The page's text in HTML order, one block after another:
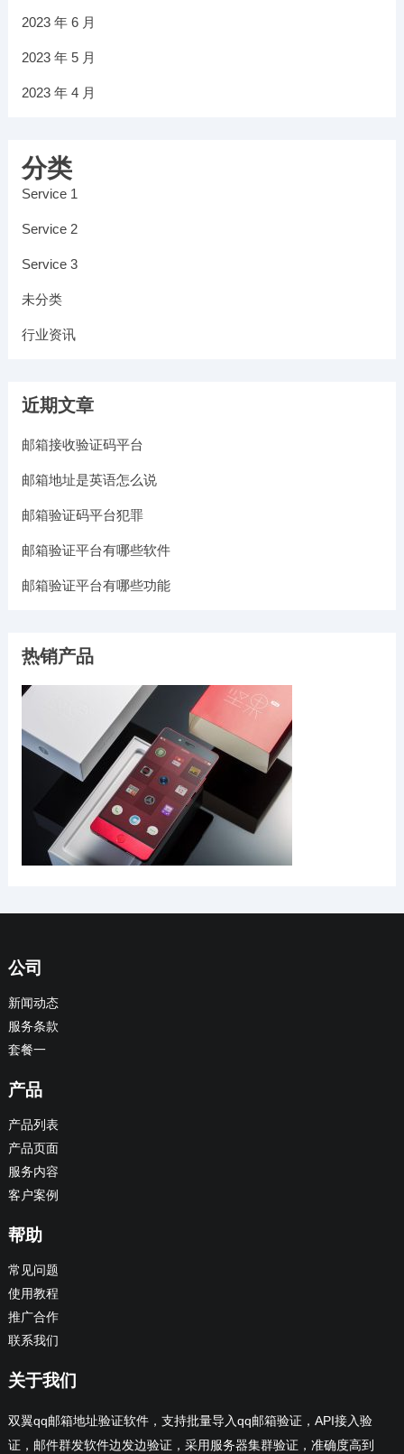
2023 年 6 月
2023 年 5 月
2023 年 4 月
分类
Service 1
Service 2
Service 3
未分类
行业资讯
近期文章
邮箱接收验证码平台
邮箱地址是英语怎么说
邮箱验证码平台犯罪
邮箱验证平台有哪些软件
邮箱验证平台有哪些功能
热销产品
公司
新闻动态
服务条款
套餐一
产品
产品列表
产品页面
服务内容
客户案例
帮助
常见问题
使用教程
推广合作
联系我们
关于我们
双翼qq邮箱地址验证软件，支持批量导入qq邮箱验证，API接入验
证，邮件群发软件边发边验证，采用服务器集群验证，准确度高到